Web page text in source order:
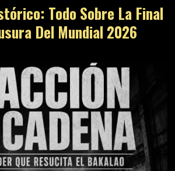
Todo Sobre La Final
Del Mundial 2026